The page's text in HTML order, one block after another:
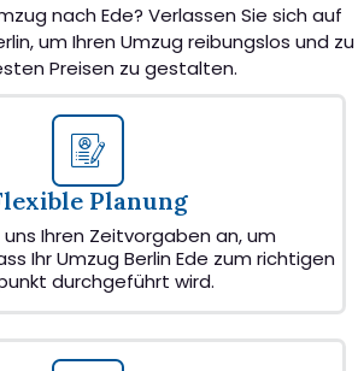
nach Ede? Verlassen Sie sich auf
um Ihren Umzug reibungslos und zu
Preisen zu gestalten.
Planung
Ihren Zeitvorgaben an, um
Ihr Umzug Berlin Ede zum richtigen
durchgeführt wird.